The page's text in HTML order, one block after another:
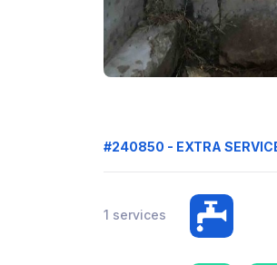
#240850 - EXTRA
1 services